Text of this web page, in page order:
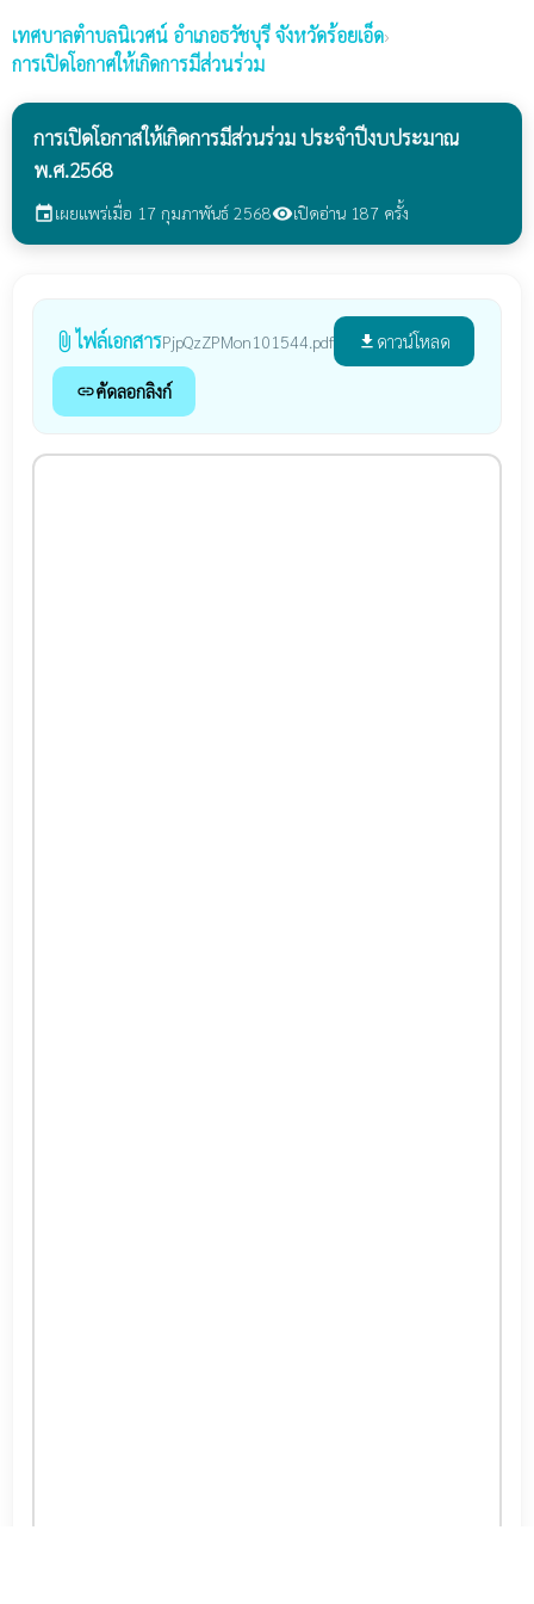
เทศบาลตำบลนิเวศน์ อำเภอธวัชบุรี จังหวัดร้อยเอ็ด›
การเปิดโอกาศให้เกิดการมีส่วนร่วม
การเปิดโอกาสให้เกิดการมีส่วนร่วม ประจำปีงบประมาณ
พ.ศ.2568
eventเผยแพร่เมื่อ 17 กุมภาพันธ์ 2568visibilityเปิดอ่าน 187 ครั้ง
attach_file ไฟล์เอกสารPjpQzZPMon101544.pdf file_download ดาวน์โหลด
linkคัดลอกลิงก์